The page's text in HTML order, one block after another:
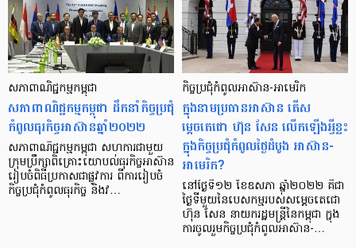
សភាពាណិជ្ជកម្មកម្ពុជា
សភាពាណិជ្ជកម្មកម្ពុជា ដឹកនាំកិច្ចប្រជុំ
កំពូលធុរកិច្ចអាស៊ានឆ្នាំ២០២២
សភាពាណិជ្ជកម្មកម្ពុជា សហការជាមួយ
ក្រុមប្រឹក្សាពិគ្រោះយោបល់ធុរកិច្ចអាស៊ាន
រៀបចំពិធីប្រកាសជាផ្លូវការ ពីការរៀបចំ
កិច្ចប្រជុំកំពូលធុរកិច្ច និងវ…
កិច្ចប្រជុំកំពូលអាស៊ាន-អាមេរិក
ក្នុងនាមប្រធានអាស៊ាន តើស
ម្តេចតេជោ ហ៊ុន សែន លើកឡើងអ្វីខ្លះ
ក្នុងកិច្ចប្រជុំកំពូលថ្ងៃដំបូង អាស៊ាន-
អាមេរិក?
នៅថ្ងៃទី១២ ខែឧសភា ឆ្នាំ២០២២ គឺជា
ថ្ងៃទីមួយនៃបេសកម្មរបស់សម្ដេចតេជោ
ហ៊ុន សែន នាយករដ្ឋមន្រ្តីនៃកម្ពុជា ក្នុង
ការចូលរួមកិច្ចប្រជុំកំពូលអាស៊ាន-…